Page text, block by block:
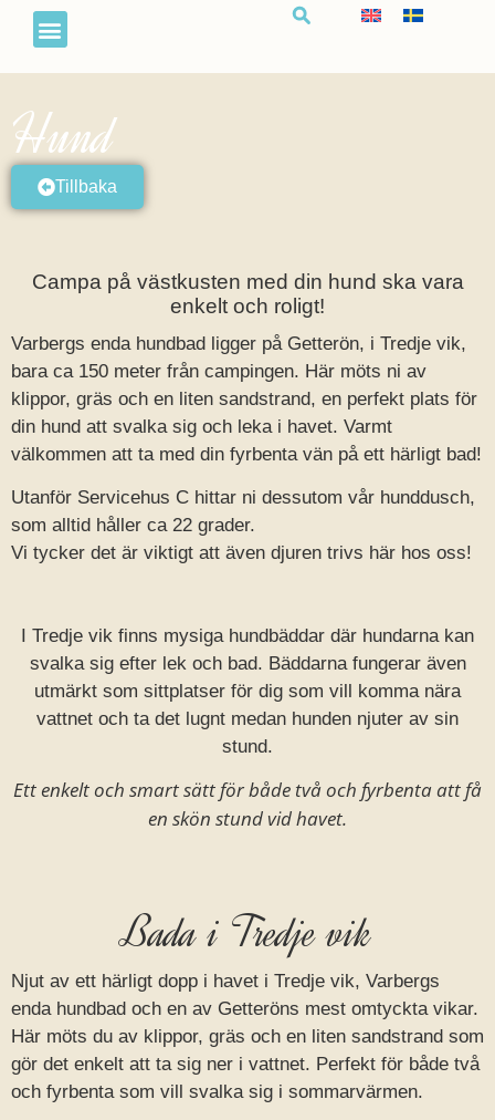
Hund
Tillbaka
Campa på västkusten med din hund ska vara
enkelt och roligt!
Varbergs enda hundbad ligger på Getterön, i Tredje vik,
bara ca 150 meter från campingen. Här möts ni av
klippor, gräs och en liten sandstrand, en perfekt plats för
din hund att svalka sig och leka i havet. Varmt
välkommen att ta med din fyrbenta vän på ett härligt bad!
Utanför Servicehus C hittar ni dessutom vår hunddusch,
som alltid håller ca 22 grader.
Vi tycker det är viktigt att även djuren trivs här hos oss!
I Tredje vik finns mysiga hundbäddar där hundarna kan
svalka sig efter lek och bad. Bäddarna fungerar även
utmärkt som sittplatser för dig som vill komma nära
vattnet och ta det lugnt medan hunden njuter av sin
stund.
Ett enkelt och smart sätt för både två och fyrbenta att få
en skön stund vid havet.
Bada i Tredje vik
Njut av ett härligt dopp i havet i Tredje vik, Varbergs
enda hundbad och en av Getteröns mest omtyckta vikar.
Här möts du av klippor, gräs och en liten sandstrand som
gör det enkelt att ta sig ner i vattnet. Perfekt för både två
och fyrbenta som vill svalka sig i sommarvärmen.